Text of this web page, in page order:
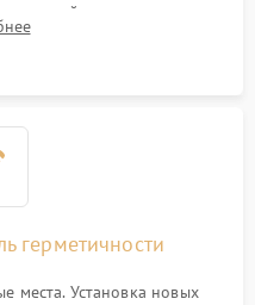
ремонт платы
проводки.
герметичности
места. Установка новых